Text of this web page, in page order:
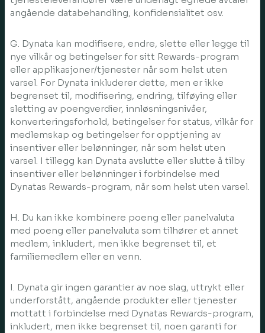
angående databehandling, konfidensialitet osv.
G. Dynata kan modifisere, endre, slette eller legge til
nye vilkår og betingelser for sitt Rewards-program
eller applikasjoner/tjenester når som helst uten
varsel. For Dynata inkluderer dette, men er ikke
begrenset til, modifisering, endring, tilføying eller
sletting av poengverdier, innløsningsnivåer,
konverteringsforhold, betingelser for status, vilkår for
medlemskap og betingelser for opptjening av
insentiver eller belønninger, når som helst uten
varsel. I tillegg kan Dynata avslutte eller slutte å tilby
insentiver eller belønninger i forbindelse med
Dynatas Rewards-program, når som helst uten varsel.
H. Du kan ikke kombinere poeng eller panelvaluta
med poeng eller panelvaluta som tilhører et annet
medlem, inkludert, men ikke begrenset til, et
familiemedlem eller en venn.
I. Dynata gir ingen garantier av noe slag, uttrykt eller
underforstått, angående produkter eller tjenester
mottatt i forbindelse med Dynatas Rewards-program,
inkludert, men ikke begrenset til, noen garanti for